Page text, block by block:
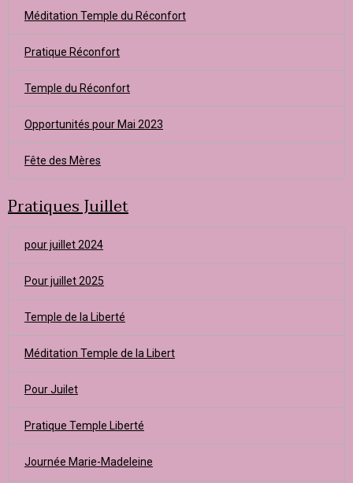
Méditation Temple du Réconfort
Pratique Réconfort
Temple du Réconfort
Opportunités pour Mai 2023
Fête des Mères
Pratiques Juillet
pour juillet 2024
Pour juillet 2025
Temple de la Liberté
Méditation Temple de la Libert
Pour Juilet
Pratique Temple Liberté
Journée Marie-Madeleine